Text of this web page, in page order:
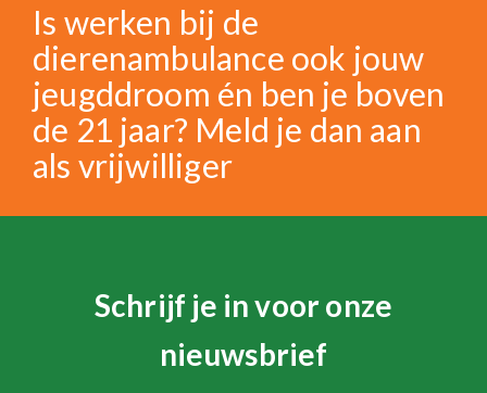
Is werken bij de
dierenambulance ook jouw
jeugddroom én ben je boven
de 21 jaar? Meld je dan aan
als vrijwilliger
Schrijf je in voor onze
nieuwsbrief